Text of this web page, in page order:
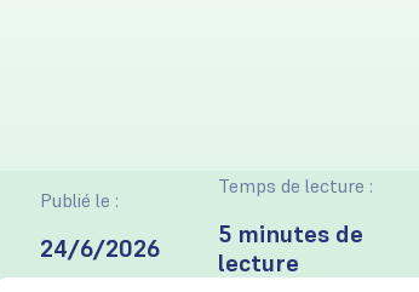
Publié le :
24/6/2026
Temps de lecture :
5 minutes de
lecture